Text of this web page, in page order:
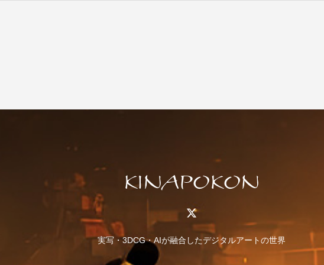
実写・3DCG・AIが融合したデジタルアートの世界